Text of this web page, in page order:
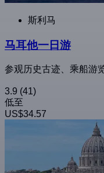
斯利马
马耳他一日游
参观历史古迹、乘船游
3.9 (41)
低至
US$34.57